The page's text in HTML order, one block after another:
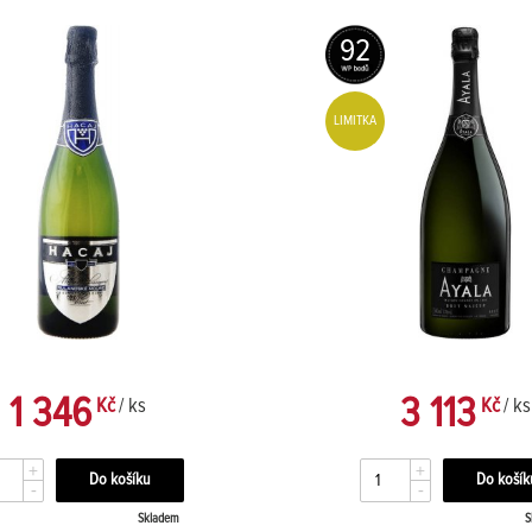
1 346 Kč/ ks
+
-
Skladem
92
LIMITKA
3 113 Kč/ ks
+
-